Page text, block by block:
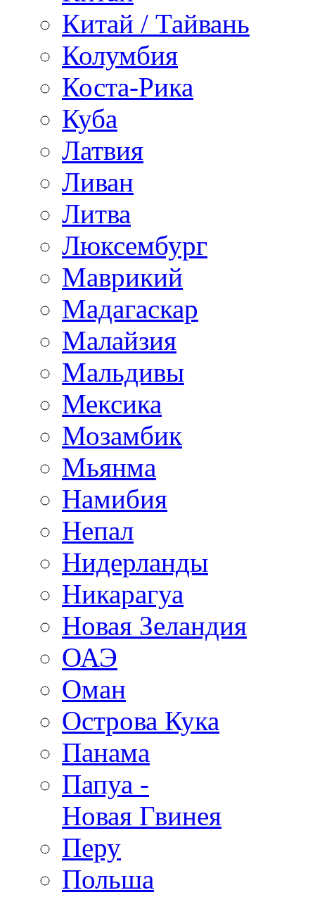
Китай / Тайвань
Колумбия
Коста-Рика
Куба
Латвия
Ливан
Литва
Люксембург
Маврикий
Мадагаскар
Малайзия
Мальдивы
Мексика
Мозамбик
Мьянма
Намибия
Непал
Нидерланды
Никарагуа
Новая Зеландия
ОАЭ
Оман
Острова Кука
Панама
Папуа -
Новая Гвинея
Перу
Польша